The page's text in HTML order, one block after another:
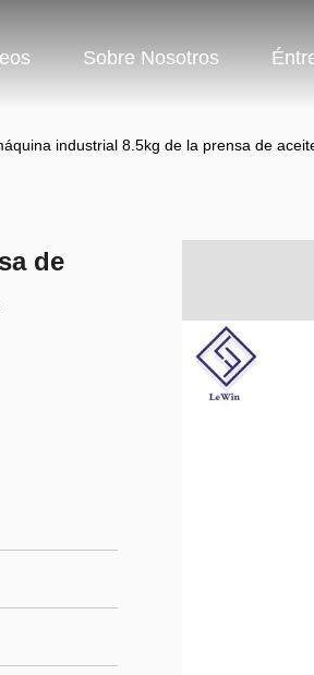
Sobre Nosotros
industrial 8.5kg de la prensa de
de